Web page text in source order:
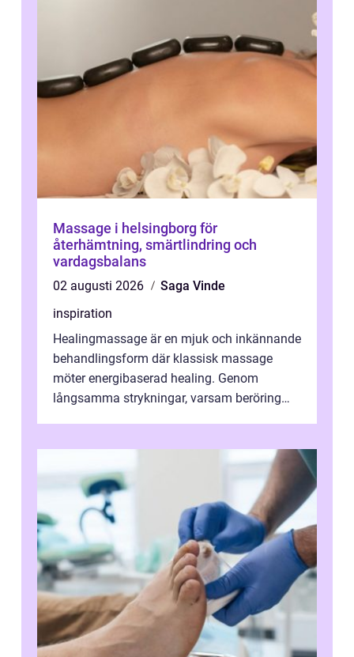
Massage i helsingborg för
återhämtning, smärtlindring och
vardagsbalans
02 augusti 2026
Saga Vinde
inspiration
Healingmassage är en mjuk och inkännande
behandlingsform där klassisk massage
möter energibaserad healing. Genom
långsamma strykningar, varsam beröring